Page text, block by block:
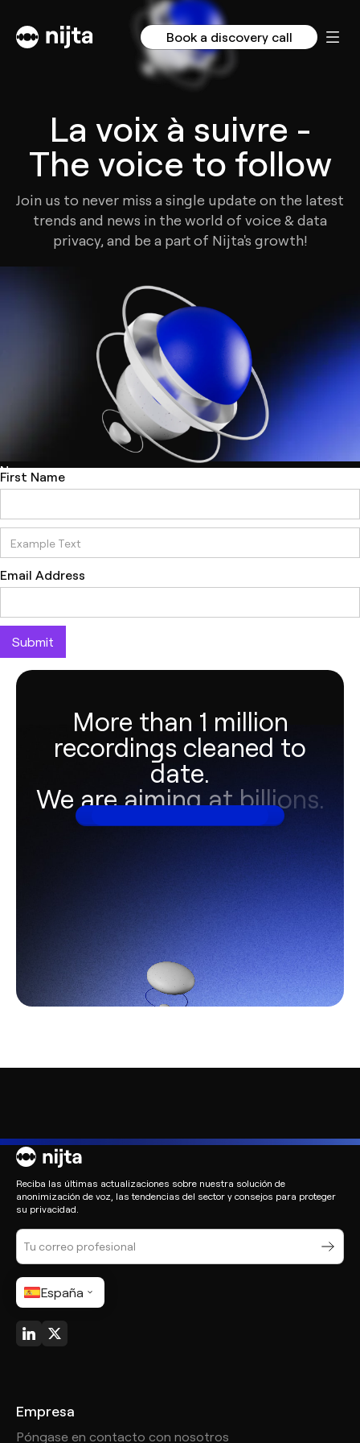
Book a discovery call
La voix à suivre -
The voice to follow
Join us to never miss a single update on the latest
trends and news in the world of voice & data
privacy, and be a part of Nijta's growth!
Name
Email Address
First Name
Email Address
More than 1 million
recordings cleaned to
date.
We are aiming at billions.
Reciba las últimas actualizaciones sobre nuestra solución de
anonimización de voz, las tendencias del sector y consejos para proteger
su privacidad.
España
Empresa
Póngase en contacto con nosotros